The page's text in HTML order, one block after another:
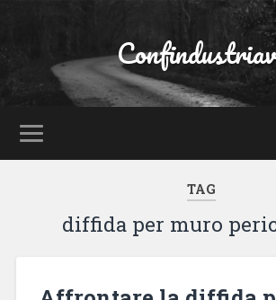
TAG
diffida per muro